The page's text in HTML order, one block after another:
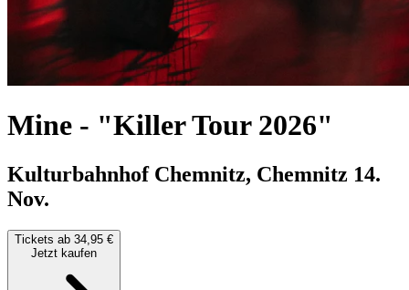
Mine - "Killer Tour 2026"
Kulturbahnhof Chemnitz, Chemnitz 14.
Nov.
Tickets ab 34,95 €
Jetzt kaufen